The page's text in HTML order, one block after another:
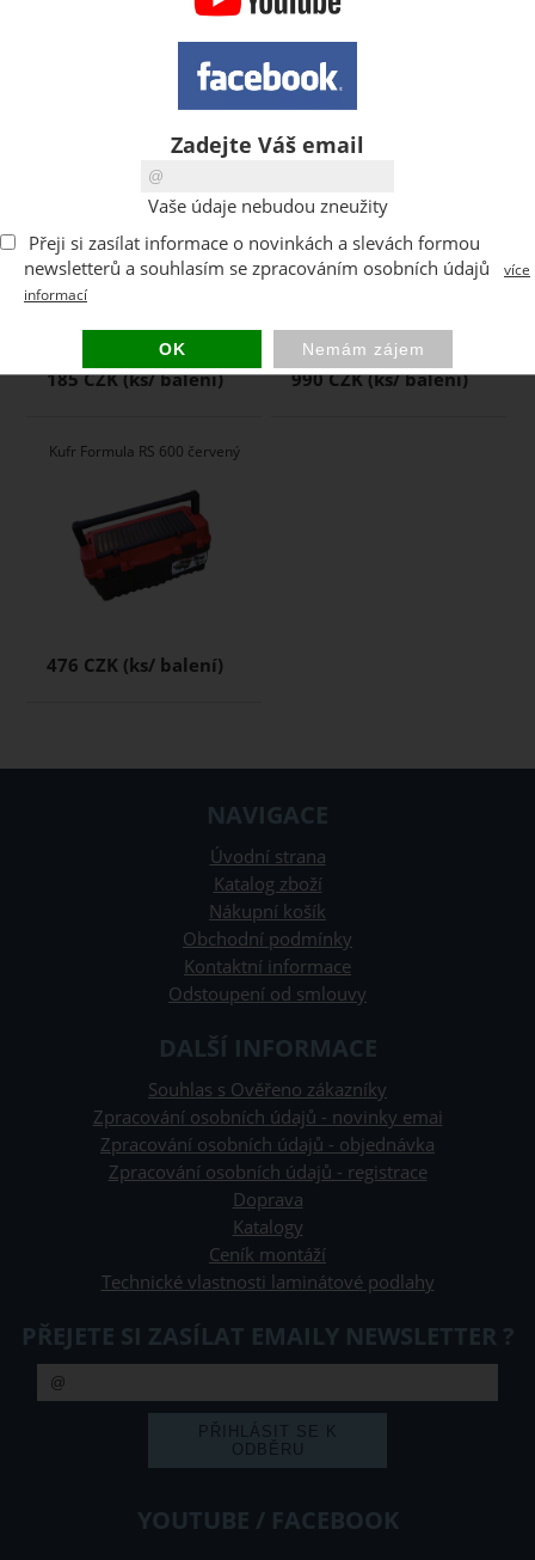
159 CZK
Organizér Qbrick Regular
Compact L Plus transparentní
185 CZK
Kufr Qbrick System ONE 350 1.0
990 CZK
Kufr Formula RS 600 červený
476 CZK
NAVIGACE
Úvodní strana
Katalog zboží
Nákupní košík
Obchodní podmínky
Kontaktní informace
Odstoupení od smlouvy
DALŠÍ INFORMACE
Souhlas s Ověřeno zákazníky
Zpracování osobních údajů - novinky emai
Zpracování osobních údajů - objednávka
Zpracování osobních údajů - registrace
Doprava
Katalogy
Ceník montáží
Technické vlastnosti laminátové podlahy
PŘEJETE SI ZASÍLAT EMAILY NEWSLETTER ?
YOUTUBE / FACEBOOK
Zadejte Váš email
Vaše údaje nebudou zneužity
Přeji si zasílat informace o novinkách a slevách formou
newsletterů a souhlasím se zpracováním osobních údajů
více
informací